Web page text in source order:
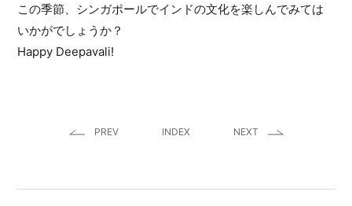
この季節、シンガポールでインドの文化を楽しんでみては
いかがでしょうか？
Happy Deepavali!
PREV INDEX NEXT